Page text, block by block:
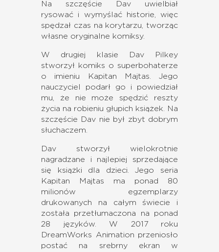
Na szczęście Dav uwielbiał
rysować i wymyślać historie, więc
spędzał czas na korytarzu, tworząc
własne oryginalne komiksy.
W drugiej klasie Dav Pilkey
stworzył komiks o superbohaterze
o imieniu Kapitan Majtas. Jego
nauczyciel podarł go i powiedział
mu, że nie może spędzić reszty
życia na robieniu głupich książek. Na
szczęście Dav nie był zbyt dobrym
słuchaczem.
Dav stworzył wielokrotnie
nagradzane i najlepiej sprzedające
się książki dla dzieci. Jego seria
Kapitan Majtas ma ponad 80
milionów egzemplarzy
drukowanych na całym świecie i
została przetłumaczona na ponad
28 języków. W 2017 roku
DreamWorks Animation przeniosło
postać na srebrny ekran w